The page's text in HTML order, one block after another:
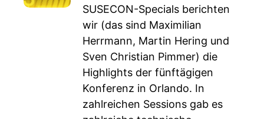
SUSECON-Specials berichten
wir (das sind Maximilian
Herrmann, Martin Hering und
Sven Christian Pimmer) die
Highlights der fünftägigen
Konferenz in Orlando. In
zahlreichen Sessions gab es